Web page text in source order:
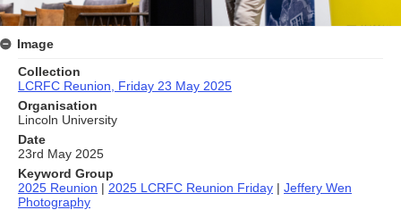
Image
Collection
LCRFC Reunion, Friday 23 May 2025
Organisation
Lincoln University
Date
23rd May 2025
Keyword Group
2025 Reunion | 2025 LCRFC Reunion Friday | Jeffery Wen
Photography